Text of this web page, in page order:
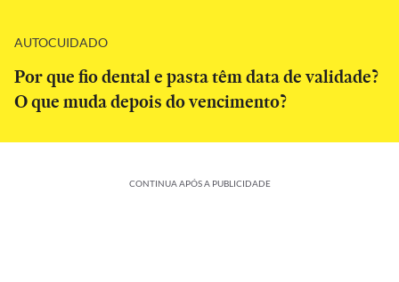
AUTOCUIDADO
Por que fio dental e pasta têm data de validade?
O que muda depois do vencimento?
CONTINUA APÓS A PUBLICIDADE